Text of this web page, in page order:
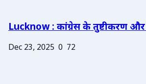
Lucknow : कांग्रेस के तुष्टीकरण और
Dec 23, 2025 0 72